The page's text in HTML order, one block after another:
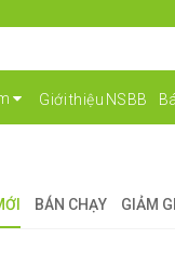
Giới thiệu NSBB
BÁN CHẠY GIẢM